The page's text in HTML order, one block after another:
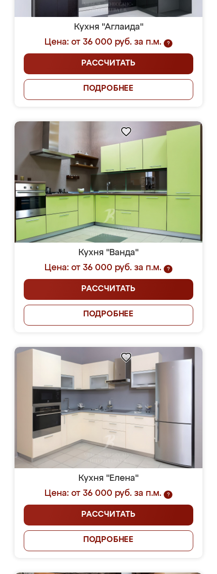
Кухня "Аглаида"
Цена: от 36 000 руб. за п.м.
?
РАССЧИТАТЬ
ПОДРОБНЕЕ
Кухня "Ванда"
Цена: от 36 000 руб. за п.м.
?
РАССЧИТАТЬ
ПОДРОБНЕЕ
Кухня "Елена"
Цена: от 36 000 руб. за п.м.
?
РАССЧИТАТЬ
ПОДРОБНЕЕ